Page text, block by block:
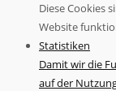
Diese Cookies
Website
Statistiken
Damit wir die
auf der